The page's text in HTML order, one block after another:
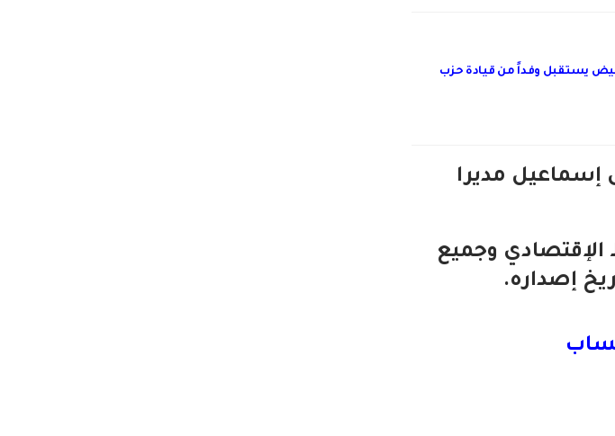
يستقبل وفداً من قيادة حزب
إسماعيل مديرا
الإقتصادي وجميع
إصداره.